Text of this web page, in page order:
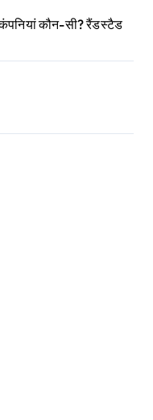
कौन-सी? रैंडस्टैड